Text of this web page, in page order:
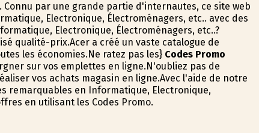
Connu par une grande partie d'internautes, ce site web
Electronique, Électroménagers, etc.. avec des
Electronique, Électroménagers, etc..?
qualité-prix.Acer a créé un vaste catalogue de
les économies.Ne ratez pas les} Codes Promo
sur vos emplettes en ligne.N'oubliez pas de
vos achats magasin en ligne.Avec l'aide de notre
remarquables en Informatique, Electronique,
en utilisant les Codes Promo.